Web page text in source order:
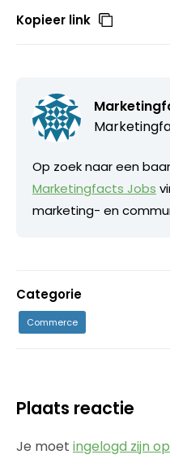
Kopieer link
Op zoek naar een
Marketingfacts Jobs
marketing- en
Categorie
Commerce
Plaats reactie
Je moet ingelogd zijn op